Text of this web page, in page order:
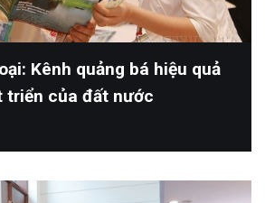
Kênh quảng bá hiệu quả
triển của đất nước